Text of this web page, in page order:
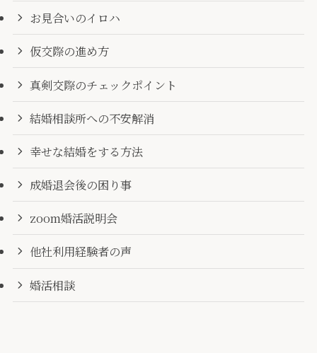
お見合いのイロハ
仮交際の進め方
真剣交際のチェックポイント
結婚相談所への不安解消
幸せな結婚をする方法
成婚退会後の困り事
zoom婚活説明会
他社利用経験者の声
婚活相談